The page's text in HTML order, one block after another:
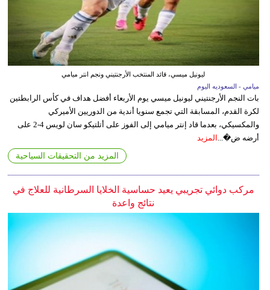
ليونيل ميسي، قائد المنتخب الأرجنتيني ونجم انتر ميامي
ميامي - السعوديه اليوم
بات النجم الأرجنتيني ليونيل ميسي يوم الأربعاء أفضل هداف في كأس الرابطتين
لكرة القدم، المسابقة التي تجمع سنويا أندية من الدوريين الأميركي
والمكسيكي، بعدما قاد إنتر ميامي إلى الفوز على أتلتيكو سان لويس 4-2 على
أرضه ض�...
المزيد
المزيد من التحقيقات السياحية
مركب دوائي تجريبي يعيد حساسية الخلايا السرطانية للعلاج في
نتائج واعدة